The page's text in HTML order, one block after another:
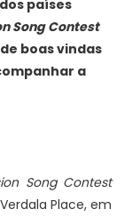
países
Song Contest
boas vindas
a
Song Contest
Place, em